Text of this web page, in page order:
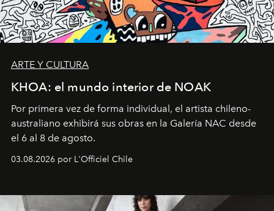
ARTE Y CULTURA
KHOA: el mundo interior de NOAK
Por primera vez de forma individual, el artista chileno-
australiano exhibirá sus obras en la Galería NAC desde
el 6 al 8 de agosto.
03.08.2026 por L'Officiel Chile